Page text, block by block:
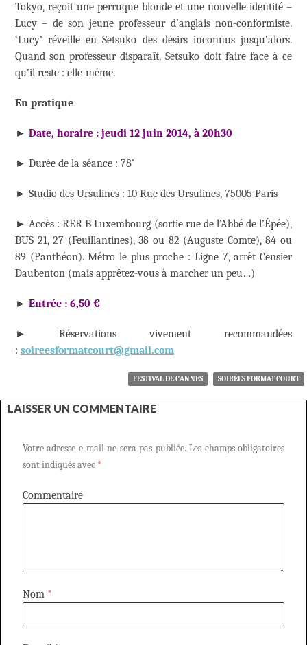
Tokyo, reçoit une perruque blonde et une nouvelle identité –
Lucy – de son jeune professeur d’anglais non-conformiste.
‘Lucy’ réveille en Setsuko des désirs inconnus jusqu’alors.
Quand son professeur disparaît, Setsuko doit faire face à ce
qu’il reste : elle-même.
En pratique
► Date, horaire : jeudi 12 juin 2014, à 20h30
► Durée de la séance : 78’
► Studio des Ursulines : 10 Rue des Ursulines, 75005 Paris
► Accès : RER B Luxembourg (sortie rue de l’Abbé de l’Épée),
BUS 21, 27 (Feuillantines), 38 ou 82 (Auguste Comte), 84 ou
89 (Panthéon). Métro le plus proche : Ligne 7, arrêt Censier
Daubenton (mais apprêtez-vous à marcher un peu…)
► Entrée : 6,50 €
► Réservations vivement recommandées
: soireesformatcourt@gmail.com
FESTIVAL DE CANNES SOIRÉES FORMAT COURT
LAISSER UN COMMENTAIRE
Votre adresse e-mail ne sera pas publiée. Les champs obligatoires
sont indiqués avec *
Commentaire
Nom *